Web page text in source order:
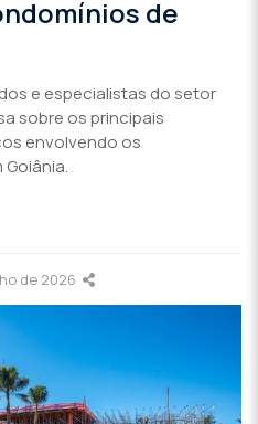
de
e especialistas do setor
sobre os principais
envolvendo os
de 2026